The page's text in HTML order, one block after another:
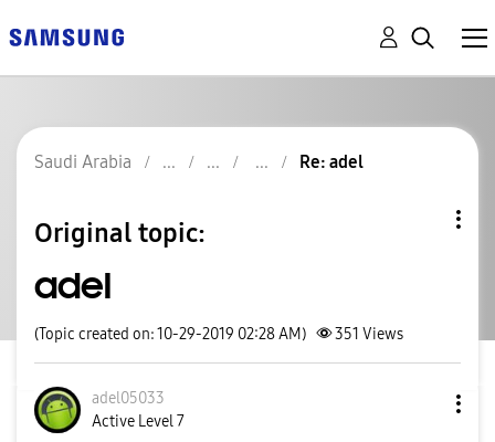
Saudi Arabia Re: adel
Original topic:
adel
(Topic created on: 10-29-2019 02:28 AM) 351 Views
adel05033
Active Level 7